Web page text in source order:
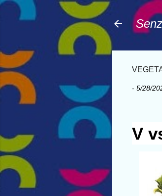
- 5/28/
V